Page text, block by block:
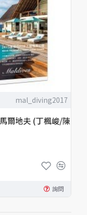
mal_diving2017
爾地夫 (丁楓峻/陳
詢問